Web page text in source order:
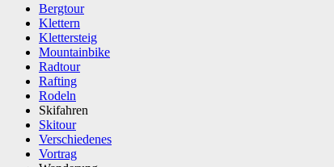
Bergtour
Klettern
Klettersteig
Mountainbike
Radtour
Rafting
Rodeln
Skifahren
Skitour
Verschiedenes
Vortrag